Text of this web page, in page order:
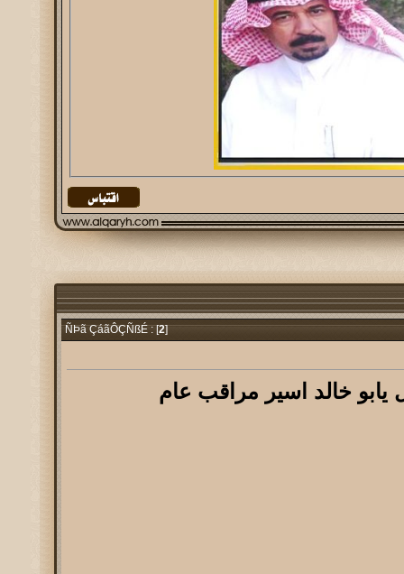
ÑÞã ÇáãÔÇÑßÉ : [
2]
يابو خالد اسير مراقب عام